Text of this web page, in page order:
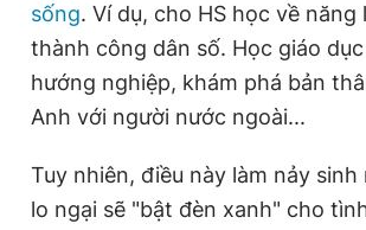
sống. Ví dụ, cho HS học về
thành công dân số. Học giáo dục
hướng nghiệp, khám phá bản
Anh với người nước ngoài...
Tuy nhiên, điều này làm nảy sinh
lo ngại sẽ "bật đèn xanh" cho